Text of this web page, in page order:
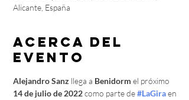
Alicante, España
Acerca del
evento
Alejandro Sanz llega a Benidorm el próximo
14 de julio de 2022 como parte de #LaGiraen